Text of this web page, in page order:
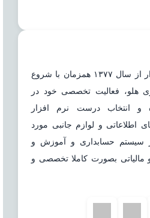
شرکت مشاوره هاله افزار از سال ۱۳۷۷ همزمان با شروع
هلو، فعالیت تخصصی خود در
و انتخاب درست نرم افزار
اطلاعاتی و لوازم جانبی مورد
سیستم حسابداری و آموزش و
مالیاتی بصورت کاملا تخصصی و